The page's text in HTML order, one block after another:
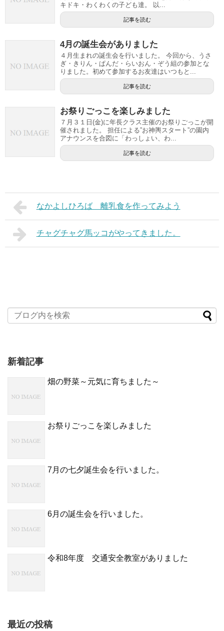
キドキ・わくわくの子ども達。 以...
記事を読む
4月の誕生会がありました
４月生まれの誕生会を行いました。 今回から、うさ
ぎ・きりん・ぱんだ・らいおん・ぞう組の参加とな
りました。初めて参加するお友達はいつもと...
記事を読む
お祭りごっこを楽しみました
７月３１日(金)に年長クラス主催のお祭りごっこが開
催されました。 担任による”お神輿スタート”の園内
アナウンスを合図に「わっしょい、わ...
記事を読む
なかよしひろば 離乳食を作ってみよう
チャグチャグ馬ッコがやってきました。
新着記事
畑の野菜～元気に育ちました～
お祭りごっこを楽しみました
7月の七夕誕生会を行いました。
6月の誕生会を行いました。
令和8年度 交通安全教室がありました
最近の投稿